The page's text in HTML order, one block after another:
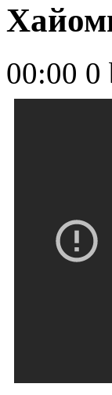
00:00 0